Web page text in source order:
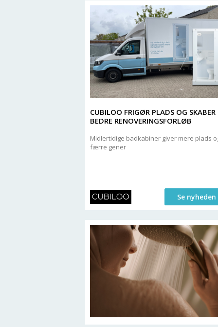
CUBILOO FRIGØR PLADS OG SKABER
BEDRE RENOVERINGSFORLØB
Midlertidige badkabiner giver mere plads
færre gener
Se nyheden